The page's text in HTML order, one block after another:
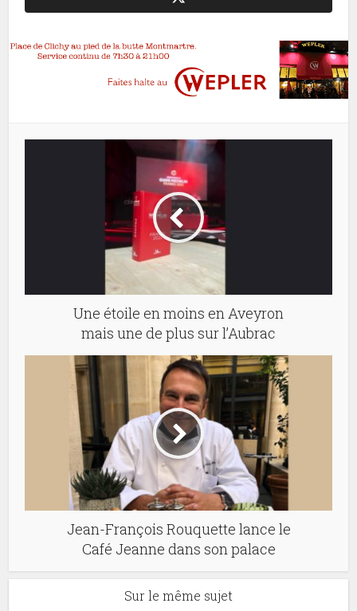
Une étoile en moins en Aveyron
mais une de plus sur l’Aubrac
Jean-François Rouquette lance le
Café Jeanne dans son palace
Sur le même sujet